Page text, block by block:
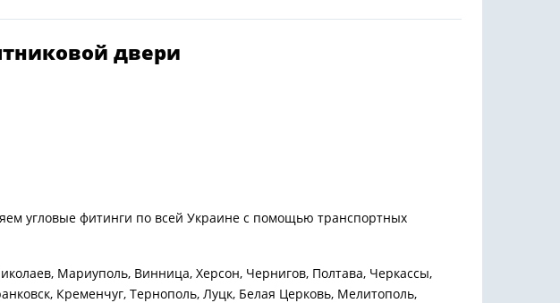
двери
угловые фитинги по всей Украине с помощью транспортных
Мариуполь, Винница, Херсон, Чернигов, Полтава, Черкассы,
Кременчуг, Тернополь, Луцк, Белая Церковь, Мелитополь,